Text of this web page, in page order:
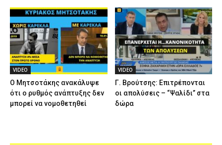
VIDEO
Ο Μητσοτάκης ανακάλυψε
ότι ο ρυθμός ανάπτυξης δεν
μπορεί να νομοθετηθεί
VIDEO
Γ. Βρούτσης: Επιτρέπονται
οι απολύσεις – “Ψαλίδι” στα
δώρα